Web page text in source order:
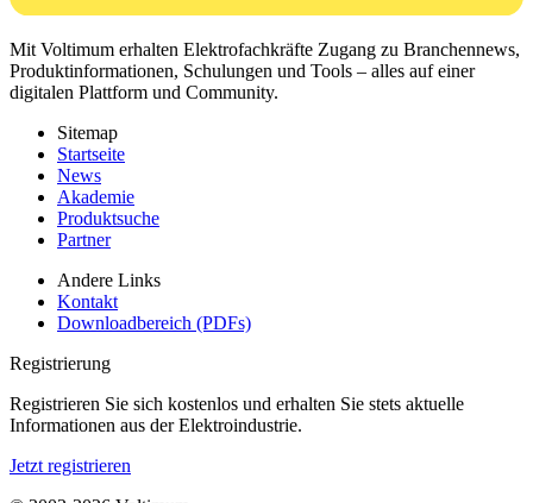
Mit Voltimum erhalten Elektrofachkräfte Zugang zu Branchennews,
Produktinformationen, Schulungen und Tools – alles auf einer
digitalen Plattform und Community.
Sitemap
Startseite
News
Akademie
Produktsuche
Partner
Andere Links
Kontakt
Downloadbereich (PDFs)
Registrierung
Registrieren Sie sich kostenlos und erhalten Sie stets aktuelle
Informationen aus der Elektroindustrie.
Jetzt registrieren